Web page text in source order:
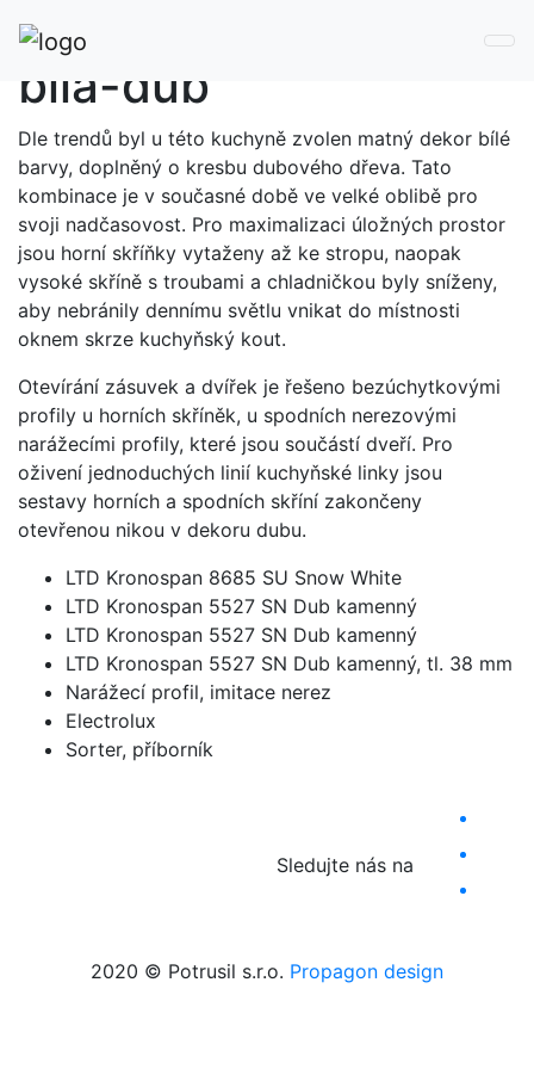
Kuchyně v kombinaci
bílá-dub
Dle trendů byl u této kuchyně zvolen matný dekor bílé
barvy, doplněný o kresbu dubového dřeva. Tato
kombinace je v současné době ve velké oblibě pro
svoji nadčasovost. Pro maximalizaci úložných prostor
jsou horní skříňky vytaženy až ke stropu, naopak
vysoké skříně s troubami a chladničkou byly sníženy,
aby nebránily dennímu světlu vnikat do místnosti
oknem skrze kuchyňský kout.
Otevírání zásuvek a dvířek je řešeno bezúchytkovými
profily u horních skříněk, u spodních nerezovými
narážecími profily, které jsou součástí dveří. Pro
oživení jednoduchých linií kuchyňské linky jsou
sestavy horních a spodních skříní zakončeny
otevřenou nikou v dekoru dubu.
LTD Kronospan 8685 SU Snow White
LTD Kronospan 5527 SN Dub kamenný
LTD Kronospan 5527 SN Dub kamenný
LTD Kronospan 5527 SN Dub kamenný, tl. 38 mm
Narážecí profil, imitace nerez
Electrolux
Sorter, příborník
2020 © Potrusil s.r.o. Propagon design
Sledujte nás na